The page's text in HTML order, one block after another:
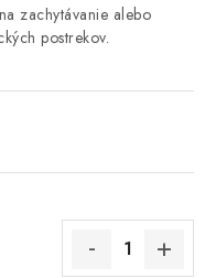
zmluvy
zachytávanie alebo
postrekov.